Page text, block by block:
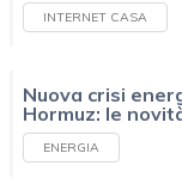
INTERNET CASA
Nuova crisi
Hormuz: le
ENERGIA